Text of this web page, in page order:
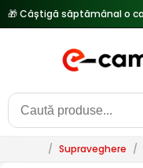
/ Supraveghere /